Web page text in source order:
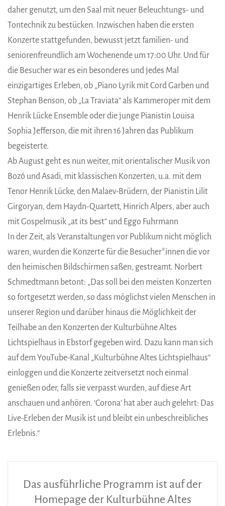
daher genutzt, um den Saal mit neuer Beleuchtungs- und
Tontechnik zu bestücken. Inzwischen haben die ersten
Konzerte stattgefunden, bewusst jetzt familien- und
seniorenfreundlich am Wochenende um 17:00 Uhr. Und für
die Besucher war es ein besonderes und jedes Mal
einzigartiges Erleben, ob „Piano Lyrik mit Cord Garben und
Stephan Benson, ob „La Traviata“ als Kammeroper mit dem
Henrik Lücke Ensemble oder die junge Pianistin Louisa
Sophia Jefferson, die mit ihren 16 Jahren das Publikum
begeisterte.
Ab August geht es nun weiter, mit orientalischer Musik von
Bozó und Asadi, mit klassischen Konzerten, u.a. mit dem
Tenor Henrik Lücke, den Malaev-Brüdern, der Pianistin Lilit
Girgoryan, dem Haydn-Quartett, Hinrich Alpers, aber auch
mit Gospelmusik „at its best“ und Eggo Fuhrmann
In der Zeit, als Veranstaltungen vor Publikum nicht möglich
waren, wurden die Konzerte für die Besucher*innen die vor
den heimischen Bildschirmen saßen, gestreamt. Norbert
Schmedtmann betont: „Das soll bei den meisten Konzerten
so fortgesetzt werden, so dass möglichst vielen Menschen in
unserer Region und darüber hinaus die Möglichkeit der
Teilhabe an den Konzerten der Kulturbühne Altes
Lichtspielhaus in Ebstorf gegeben wird. Dazu kann man sich
auf dem YouTube-Kanal „Kulturbühne Altes Lichtspielhaus“
einloggen und die Konzerte zeitversetzt noch einmal
genießen oder, falls sie verpasst wurden, auf diese Art
anschauen und anhören. ‘Corona’ hat aber auch gelehrt: Das
Live-Erleben der Musik ist und bleibt ein unbeschreibliches
Erlebnis.“
Das ausführliche Programm ist auf der
Homepage der Kulturbühne Altes